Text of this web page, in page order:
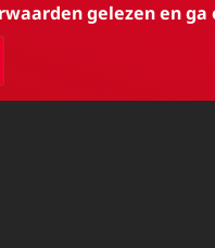
gelezen en